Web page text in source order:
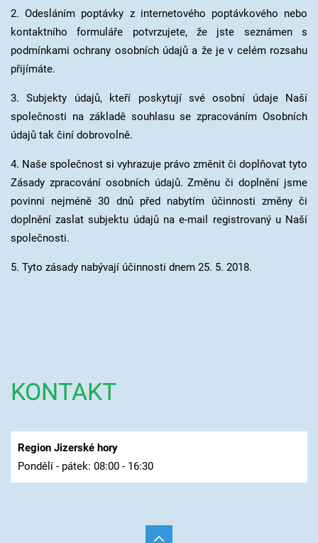
2. Odesláním poptávky z internetového poptávkového nebo
kontaktního formuláře potvrzujete, že jste seznámen s
podmínkami ochrany osobních údajů a že je v celém rozsahu
přijímáte.
3. Subjekty údajů, kteří poskytují své osobní údaje Naší
společnosti na základě souhlasu se zpracováním Osobních
údajů tak činí dobrovolně.
4. Naše společnost si vyhrazuje právo změnit či doplňovat tyto
Zásady zpracování osobních údajů. Změnu či doplnění jsme
povinni nejméně 30 dnů před nabytím účinnosti změny či
doplnění zaslat subjektu údajů na e-mail registrovaný u Naší
společnosti.
5. Tyto zásady nabývají účinnosti dnem 25. 5. 2018.
KONTAKT
Region Jizerské hory
Pondělí - pátek: 08:00 - 16:30